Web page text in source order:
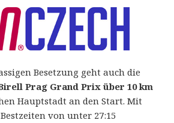
Besetzung geht auch die
Prag Grand Prix über 10 km
Hauptstadt an den Start. Mit
von unter 27:15